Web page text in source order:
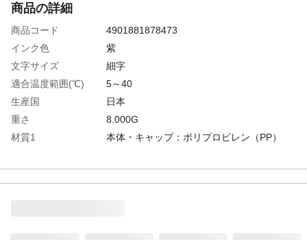
商品の詳細
商品コード
4901881878473
インク色
紫
文字サイズ
細字
適合温度範囲(℃)
5～40
生産国
日本
重さ
8.000G
材質1
本体・キャップ：ポリプロピレン（PP）